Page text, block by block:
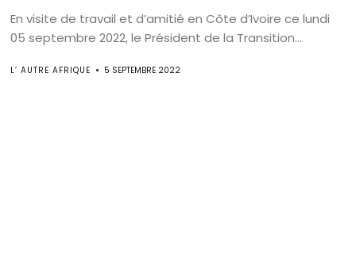
En visite de travail et d’amitié en Côte d’Ivoire ce lundi
05 septembre 2022, le Président de la Transition...
L’ AUTRE AFRIQUE 5 SEPTEMBRE 2022